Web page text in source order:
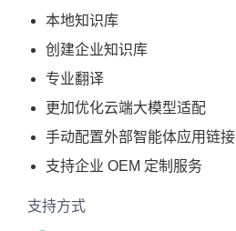
本地知识库
创建企业知识库
专业翻译
更加优化云端大模型适配
手动配置外部智能体应用链接
支持企业 OEM 定制服务
支持方式